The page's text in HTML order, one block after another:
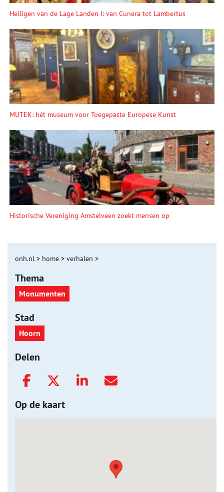
Heiligen van de Lage Landen I: van Cunera tot Lambertus
MUTEK: hét museum voor Toegepaste Europese Kunst
Historische Vereniging Amstelveen zoekt mensen op
onh.nl > home > verhalen >
Thema
Monumenten
Stad
Hoorn
Delen
Op de kaart